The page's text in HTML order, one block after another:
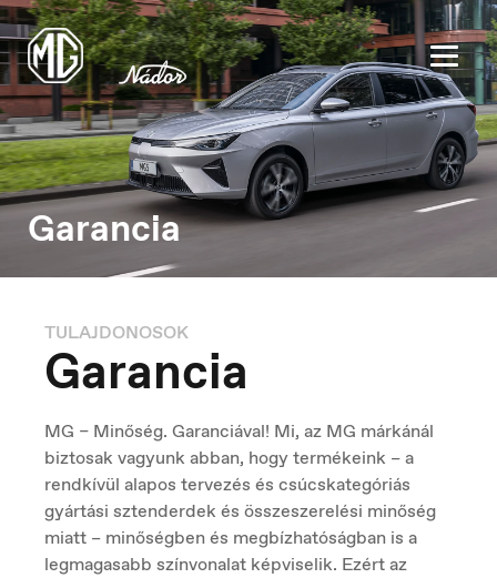
Nederlands
Belgique
Croatia
Hrvatski
Garancia
TULAJDONOSOK
Garancia
MG – Minőség. Garanciával! Mi, az MG márkánál
biztosak vagyunk abban, hogy termékeink – a
rendkívül alapos tervezés és csúcskategóriás
gyártási sztenderdek és összeszerelési minőség
miatt – minőségben és megbízhatóságban is a
legmagasabb színvonalat képviselik. Ezért az